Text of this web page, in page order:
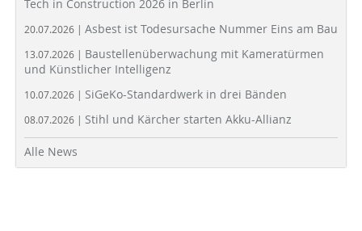
Tech in Construction 2026 in Berlin
20.07.2026 | Asbest ist Todesursache Nummer Eins am Bau
13.07.2026 | Baustellenüberwachung mit Kameratürmen
und Künstlicher Intelligenz
10.07.2026 | SiGeKo-Standardwerk in drei Bänden
08.07.2026 | Stihl und Kärcher starten Akku-Allianz
Alle News